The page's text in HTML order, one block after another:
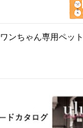
ワンちゃん専用ペッ